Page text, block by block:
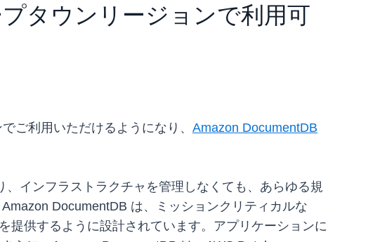
タウンリージョンで利用可
ご利用いただけるようになり、 Amazon DocumentDB
インフラストラクチャを管理しなくても、あらゆる規
DocumentDB は、ミッションクリティカルな
提供するように設計されています。アプリケーションに